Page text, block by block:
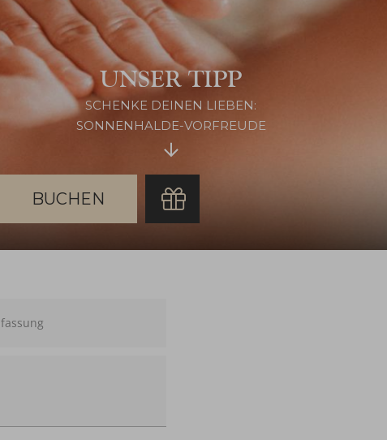
Buchen
UNSER TIPP
SCHENKE DEINEN LIEBEN:
SONNENHALDE-VORFREUDE